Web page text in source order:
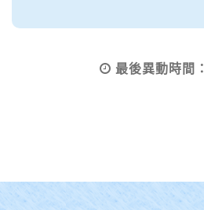
最後異動時間：